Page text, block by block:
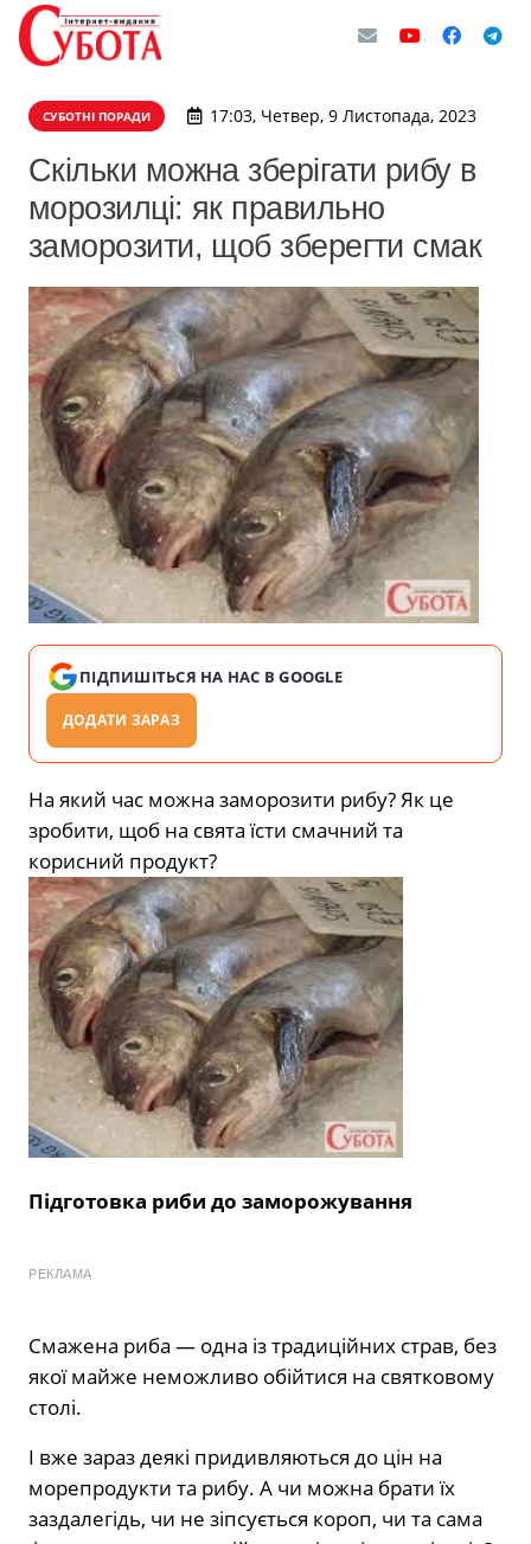
СУБОТНІ ПОРАДИ 17:03, Четвер, 9 Листопада, 2023
Скільки можна зберігати рибу в
морозилці: як правильно
заморозити, щоб зберегти смак
ПІДПИШІТЬСЯ НА НАС В GOOGLE
ДОДАТИ ЗАРАЗ
На який час можна заморозити рибу? Як це
зробити, щоб на свята їсти смачний та
корисний продукт?
Підготовка риби до заморожування
РЕКЛАМА
Смажена риба — одна із традиційних страв, без
якої майже неможливо обійтися на святковому
столі.
І вже зараз деякі придивляються до цін на
морепродукти та рибу. А чи можна брати їх
заздалегідь, чи не зіпсується короп, чи та сама